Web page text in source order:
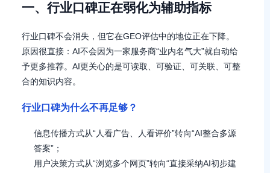
一、行业口碑正在弱化为辅助指标
行业口碑不会消失，但它在GEO评估中的地位正在下降。
原因很直接：AI不会因为一家服务商“业内名气大”就自动给
予更多推荐。AI更关心的是可读取、可验证、可关联、可整
合的知识内容。
行业口碑为什么不再足够？
信息传播方式从“人看广告、人看评价”转向“AI整合多源
答案”；
用户决策方式从“浏览多个网页”转向“直接采纳AI初步建